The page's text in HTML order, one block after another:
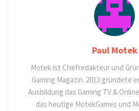
Paul Motek
Motek ist Chefredakteur und
Gaming Magazin. 2013 gründete
Ausbildung das Gaming TV &
das heutige MotekGames und